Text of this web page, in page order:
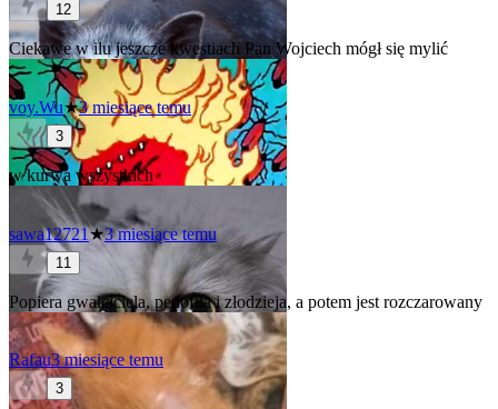
12
Ciekawe w ilu jeszcze kwestiach Pan Wojciech mógł się mylić
voy.Wu★3 miesiące temu
3
w kurwa wszystkich
sawa12721★3 miesiące temu
11
Popiera gwałciciela, pedofila i złodzieja, a potem jest rozczarowany
Rafau3 miesiące temu
3